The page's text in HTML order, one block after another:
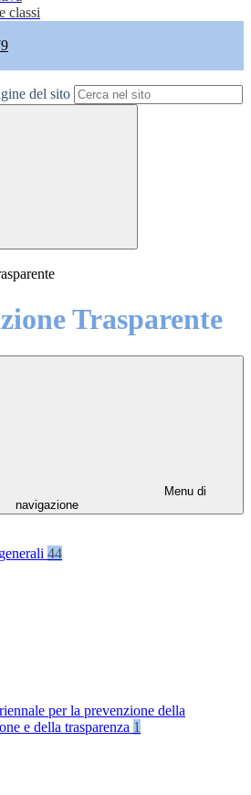
classi
del sito
Trasparente
Menu di
navigazione
44
per la prevenzione della
e della trasparenza 1